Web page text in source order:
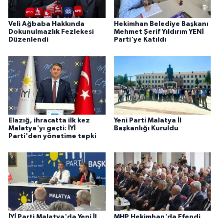
Veli Ağbaba Hakkında
Dokunulmazlık Fezlekesi
Düzenlendi
Hekimhan Belediye Başkanı
Mehmet Şerif Yıldırım YENİ
Parti'ye Katıldı
Elazığ, ihracatta ilk kez
Malatya'yı geçti: İYİ
Parti'den yönetime tepki
Yeni Parti Malatya İl
Başkanlığı Kuruldu